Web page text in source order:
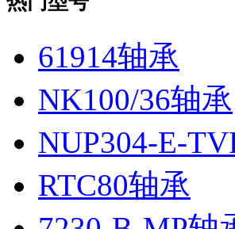
61914轴承
NK100/36轴承
NUP304-E-
RTC80轴承